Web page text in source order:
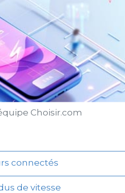
Choisir.com
connectés
de vitesse